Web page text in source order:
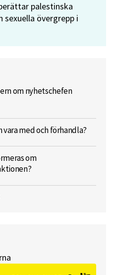
palestinska
övergrepp i
om nyhetschefen
med och förhandla?
om